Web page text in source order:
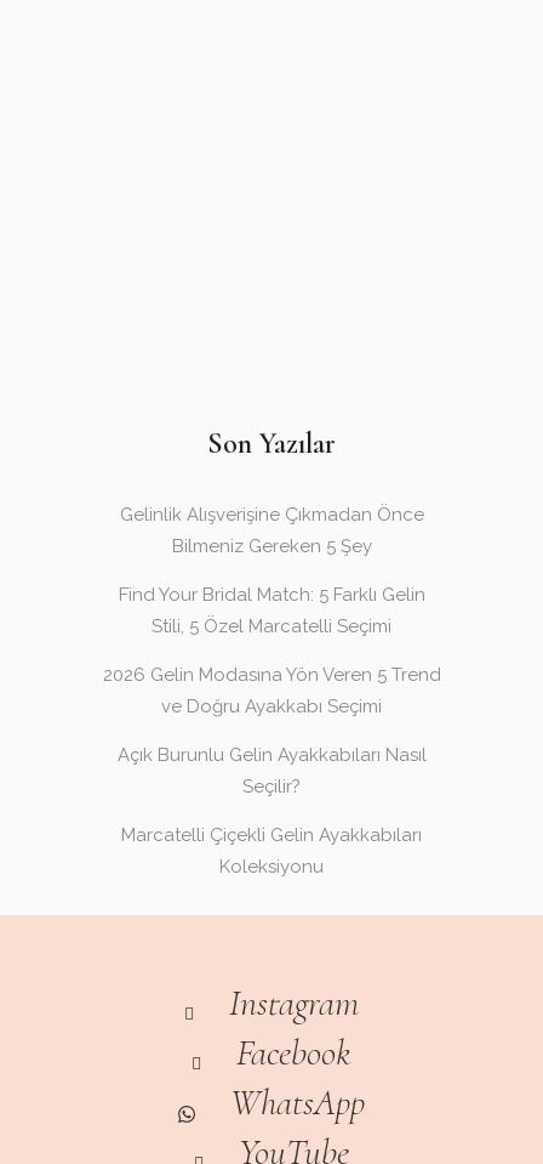
Son Yazılar
Gelinlik Alışverişine Çıkmadan Önce
Bilmeniz Gereken 5 Şey
Find Your Bridal Match: 5 Farklı Gelin
Stili, 5 Özel Marcatelli Seçimi
2026 Gelin Modasına Yön Veren 5 Trend
ve Doğru Ayakkabı Seçimi
Açık Burunlu Gelin Ayakkabıları Nasıl
Seçilir?
Marcatelli Çiçekli Gelin Ayakkabıları
Koleksiyonu
Instagram
Facebook
WhatsApp
YouTube